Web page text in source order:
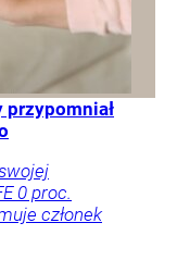
0 proc.
członek